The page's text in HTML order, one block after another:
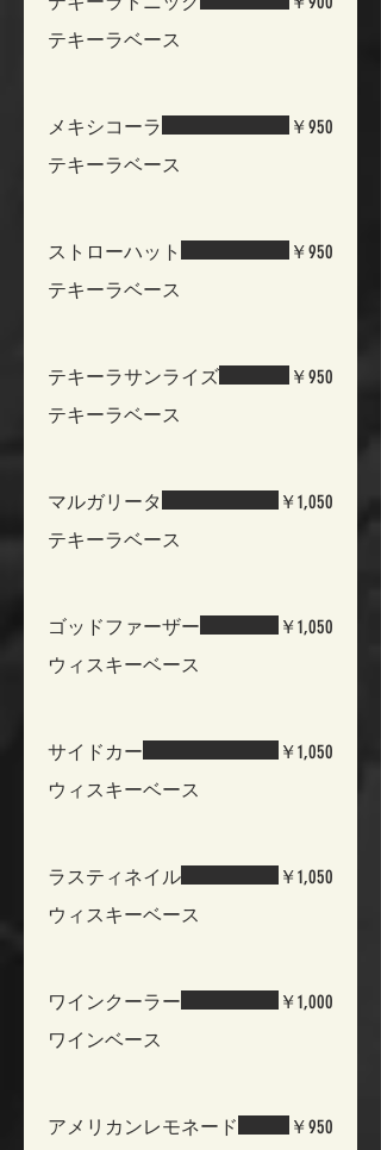
テキーラベース
メキシコーラ
テキーラベース
￥950
ストローハット
テキーラベース
￥950
テキーラサンライズ
テキーラベース
￥950
マルガリータ
テキーラベース
￥1,050
ゴッドファーザー
ウィスキーベース
￥1,050
サイドカー
ウィスキーベース
￥1,050
ラスティネイル
ウィスキーベース
￥1,050
ワインクーラー
ワインベース
￥1,000
アメリカンレモネード
￥950